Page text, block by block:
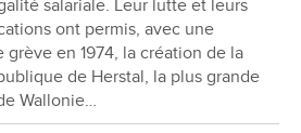
salariale. Leur lutte et leurs
ont permis, avec une
grève en 1974, la création de la
de Herstal, la plus grande
Wallonie…